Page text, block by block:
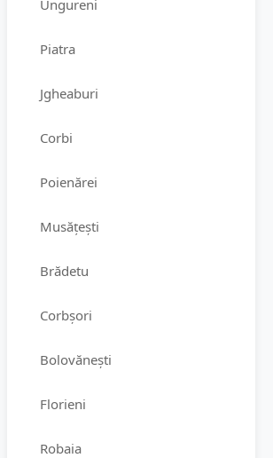
Ungureni
Piatra
Jgheaburi
Corbi
Poienărei
Musățești
Brădetu
Corbșori
Bolovănești
Florieni
Robaia